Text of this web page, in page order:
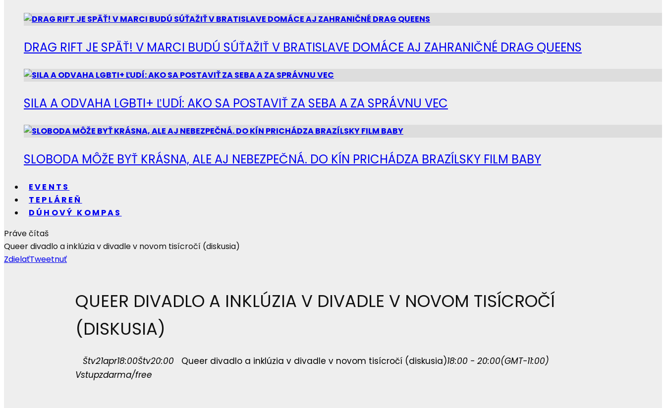
DRAG RIFT JE SPÄŤ! V MARCI BUDÚ SÚŤAŽIŤ V BRATISLAVE DOMÁCE AJ ZAHRANIČNÉ DRAG QUEENS
SILA A ODVAHA LGBTI+ ĽUDÍ: AKO SA POSTAVIŤ ZA SEBA A ZA SPRÁVNU VEC
SLOBODA MÔŽE BYŤ KRÁSNA, ALE AJ NEBEZPEČNÁ. DO KÍN PRICHÁDZA BRAZÍLSKY FILM BABY
EVENTS
TEPLÁREŇ
DÚHOVÝ KOMPAS
Práve čítaš
Queer divadlo a inklúzia v divadle v novom tisícročí (diskusia)
ZdielaťTweetnuť
QUEER DIVADLO A INKLÚZIA V DIVADLE V NOVOM TISÍCROČÍ
(DISKUSIA)
Štv21apr18:00Štv20:00 Queer divadlo a inklúzia v divadle v novom tisícročí (diskusia)18:00 - 20:00(GMT-11:00)
Vstupzdarma/free